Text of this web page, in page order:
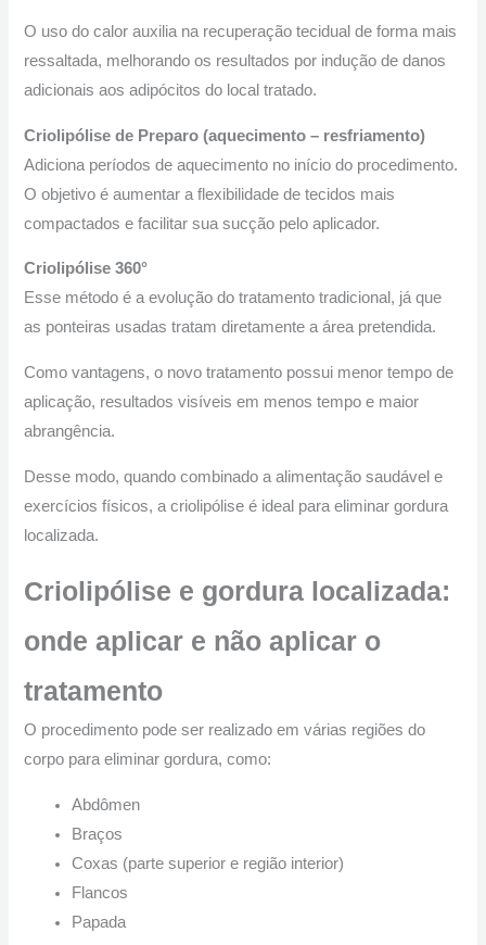
O uso do calor auxilia na recuperação tecidual de forma mais
ressaltada, melhorando os resultados por indução de danos
adicionais aos adipócitos do local tratado.
Criolipólise de Preparo (aquecimento – resfriamento)
Adiciona períodos de aquecimento no início do procedimento.
O objetivo é aumentar a flexibilidade de tecidos mais
compactados e facilitar sua sucção pelo aplicador.
Criolipólise 360°
Esse método é a evolução do tratamento tradicional, já que
as ponteiras usadas tratam diretamente a área pretendida.
Como vantagens, o novo tratamento possui menor tempo de
aplicação, resultados visíveis em menos tempo e maior
abrangência.
Desse modo, quando combinado a alimentação saudável e
exercícios físicos, a criolipólise é ideal para eliminar gordura
localizada.
Criolipólise e gordura localizada:
onde aplicar e não aplicar o
tratamento
O procedimento pode ser realizado em várias regiões do
corpo para eliminar gordura, como:
Abdômen
Braços
Coxas (parte superior e região interior)
Flancos
Papada